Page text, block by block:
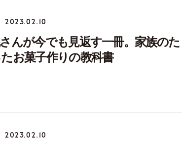
2023.02.10
んが今でも見返す一冊。家族のた
お菓子作りの教科書
2023.02.10